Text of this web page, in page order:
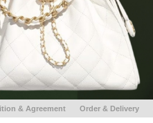
& Agreement Order & Delivery